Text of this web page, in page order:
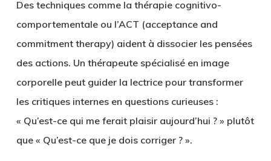
Des techniques comme la thérapie cognitivo-
comportementale ou l’ACT (acceptance and
commitment therapy) aident à dissocier les pensées
des actions. Un thérapeute spécialisé en image
corporelle peut guider la lectrice pour transformer
les critiques internes en questions curieuses :
« Qu’est-ce qui me ferait plaisir aujourd’hui ? » plutôt
que « Qu’est-ce que je dois corriger ? ».